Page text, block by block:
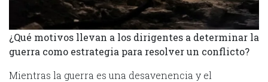
¿Qué motivos llevan a los dirigentes a determinar la
guerra como estrategia para resolver un conflicto?
Mientras la guerra es una desavenencia y el